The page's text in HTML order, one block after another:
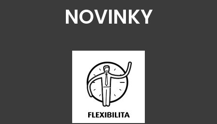
NOVINKY